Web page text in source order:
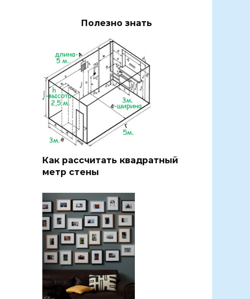
Полезно знать
Как рассчитать квадратный
метр стены